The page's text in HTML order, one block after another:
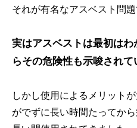
それが有名なアスベスト問題
実はアスベストは最初は
らその危険性も示唆されて
しかし使用によるメリット
がでずに長い時間たってか